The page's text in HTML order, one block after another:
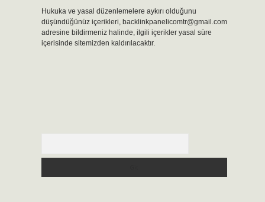
Hukuka ve yasal düzenlemelere aykırı olduğunu
düşündüğünüz içerikleri, backlinkpanelicomtr@gmail.com
adresine bildirmeniz halinde, ilgili içerikler yasal süre
içerisinde sitemizden kaldırılacaktır.